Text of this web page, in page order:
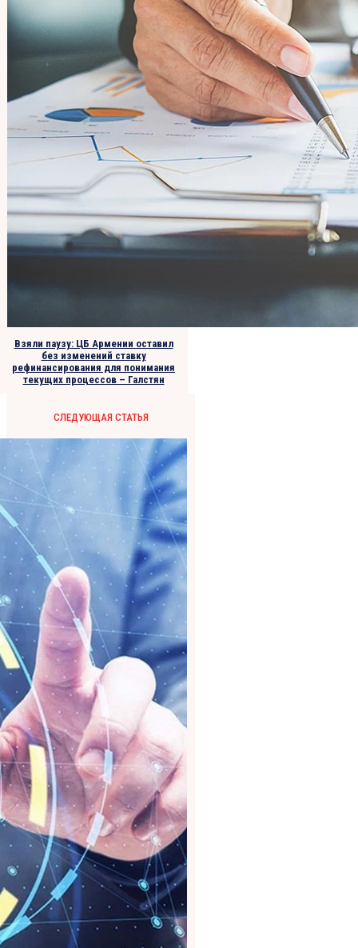
Взяли паузу: ЦБ Армении оставил
без изменений ставку
рефинансирования для понимания
текущих процессов – Галстян
СЛЕДУЮЩАЯ СТАТЬЯ